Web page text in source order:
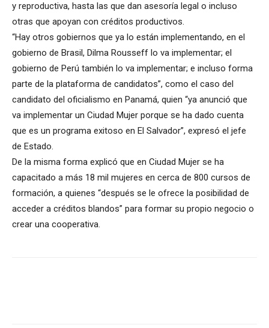
y reproductiva, hasta las que dan asesoría legal o incluso
otras que apoyan con créditos productivos.
“Hay otros gobiernos que ya lo están implementando, en el
gobierno de Brasil, Dilma Rousseff lo va implementar; el
gobierno de Perú también lo va implementar; e incluso forma
parte de la plataforma de candidatos”, como el caso del
candidato del oficialismo en Panamá, quien “ya anunció que
va implementar un Ciudad Mujer porque se ha dado cuenta
que es un programa exitoso en El Salvador”, expresó el jefe
de Estado.
De la misma forma explicó que en Ciudad Mujer se ha
capacitado a más 18 mil mujeres en cerca de 800 cursos de
formación, a quienes “después se le ofrece la posibilidad de
acceder a créditos blandos” para formar su propio negocio o
crear una cooperativa.